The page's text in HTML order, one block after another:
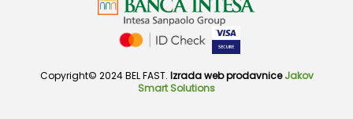
Copyright© 2024 BEL FAST. Izrada web prodavnice Jakov
Smart Solutions